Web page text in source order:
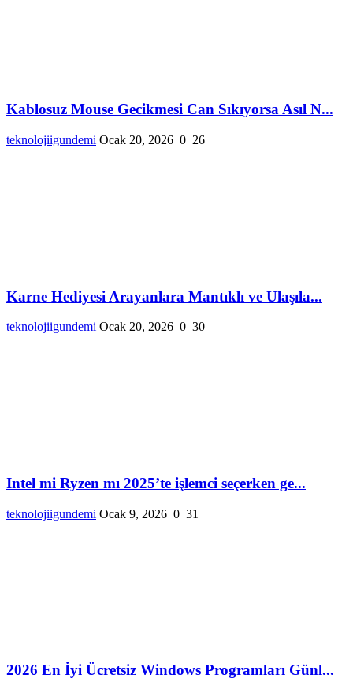
Kablosuz Mouse Gecikmesi Can Sıkıyorsa Asıl N...
teknolojiigundemi Ocak 20, 2026 0 26
Karne Hediyesi Arayanlara Mantıklı ve Ulaşıla...
teknolojiigundemi Ocak 20, 2026 0 30
Intel mi Ryzen mı 2025’te işlemci seçerken ge...
teknolojiigundemi Ocak 9, 2026 0 31
2026 En İyi Ücretsiz Windows Programları Günl...